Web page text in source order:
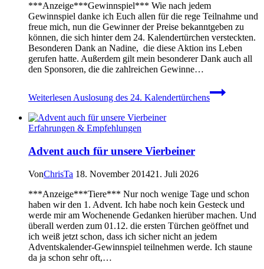
***Anzeige***Gewinnspiel*** Wie nach jedem
Gewinnspiel danke ich Euch allen für die rege Teilnahme und
freue mich, nun die Gewinner der Preise bekanntgeben zu
können, die sich hinter dem 24. Kalendertürchen versteckten.
Besonderen Dank an Nadine, die diese Aktion ins Leben
gerufen hatte. Außerdem gilt mein besonderer Dank auch all
den Sponsoren, die die zahlreichen Gewinne…
Weiterlesen Auslosung des 24. Kalendertürchens
Erfahrungen & Empfehlungen
Advent auch für unsere Vierbeiner
VonChrisTa 18. November 201421. Juli 2026
***Anzeige***Tiere*** Nur noch wenige Tage und schon
haben wir den 1. Advent. Ich habe noch kein Gesteck und
werde mir am Wochenende Gedanken hierüber machen. Und
überall werden zum 01.12. die ersten Türchen geöffnet und
ich weiß jetzt schon, dass ich sicher nicht an jedem
Adventskalender-Gewinnspiel teilnehmen werde. Ich staune
da ja schon sehr oft,…